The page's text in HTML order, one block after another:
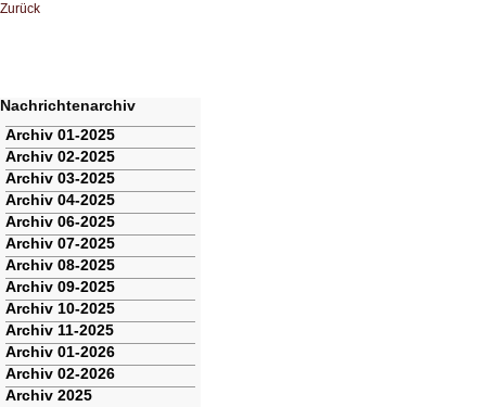
Zurück
Nachrichtenarchiv
Navigation
überspringen
Archiv 01-2025
Archiv 02-2025
Archiv 03-2025
Archiv 04-2025
Archiv 06-2025
Archiv 07-2025
Archiv 08-2025
Archiv 09-2025
Archiv 10-2025
Archiv 11-2025
Archiv 01-2026
Archiv 02-2026
Archiv 2025